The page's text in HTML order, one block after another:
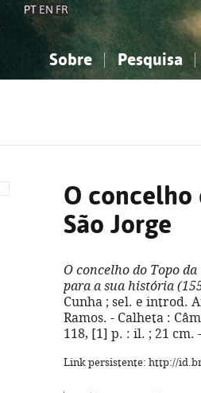
PT EN FR
Sobre Pesquisa
O concelho
São Jorge
O concelho do Topo da
para a sua história
Cunha ; sel. e introd.
Ramos. - Calheta :
118, [1] p. : il. ; 21 cm.
Link persistente: http://